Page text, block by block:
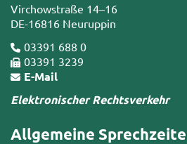
Virchowstraße 14–16
DE-16816 Neuruppin
03391 688 0
03391 3239
E-Mail
Elektronischer Rechtsverkehr
Allgemeine